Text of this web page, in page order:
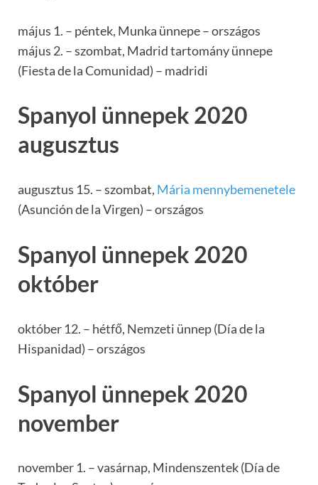
május 1. – péntek, Munka ünnepe – országos
május 2. – szombat, Madrid tartomány ünnepe
(Fiesta de la Comunidad) – madridi
Spanyol ünnepek 2020
augusztus
augusztus 15. – szombat, Mária mennybemenetele
(Asunción de la Virgen) – országos
Spanyol ünnepek 2020
október
október 12. – hétfő, Nemzeti ünnep (Día de la
Hispanidad) – országos
Spanyol ünnepek 2020
november
november 1. – vasárnap, Mindenszentek (Día de